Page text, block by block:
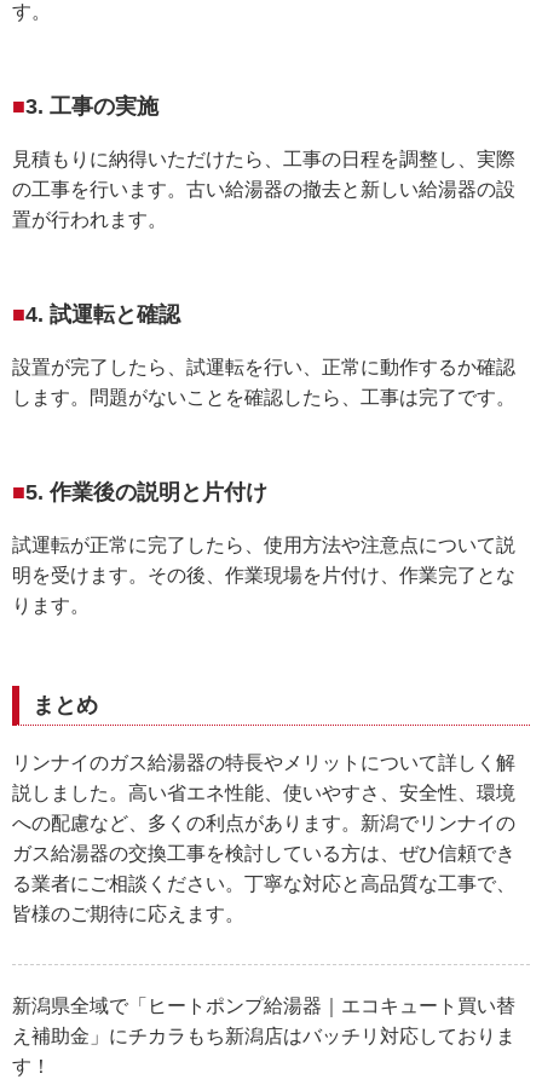
す。
3. 工事の実施
見積もりに納得いただけたら、工事の日程を調整し、実際
の工事を行います。古い給湯器の撤去と新しい給湯器の設
置が行われます。
4. 試運転と確認
設置が完了したら、試運転を行い、正常に動作するか確認
します。問題がないことを確認したら、工事は完了です。
5. 作業後の説明と片付け
試運転が正常に完了したら、使用方法や注意点について説
明を受けます。その後、作業現場を片付け、作業完了とな
ります。
まとめ
リンナイのガス給湯器の特長やメリットについて詳しく解
説しました。高い省エネ性能、使いやすさ、安全性、環境
への配慮など、多くの利点があります。新潟でリンナイの
ガス給湯器の交換工事を検討している方は、ぜひ信頼でき
る業者にご相談ください。丁寧な対応と高品質な工事で、
皆様のご期待に応えます。
新潟県全域で「ヒートポンプ給湯器｜エコキュート買い替
え補助金」にチカラもち新潟店はバッチリ対応しておりま
す！